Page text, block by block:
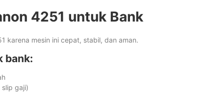
4251 untuk Bank
karena mesin ini cepat, stabil, dan aman.
bank:
slip gaji)